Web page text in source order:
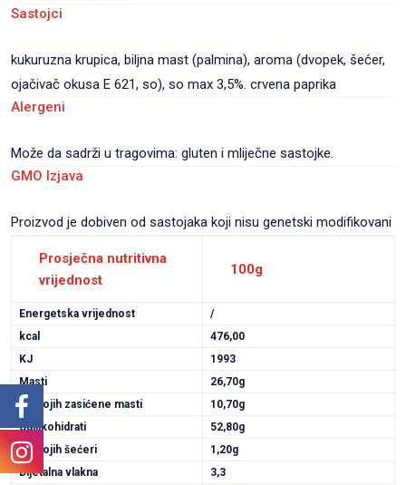
Sastojci
kukuruzna krupica, biljna mast (palmina), aroma (dvopek, šećer,
ojačivač okusa E 621, so), so max 3,5%. crvena paprika
Alergeni
Može da sadrži u tragovima: gluten i mliječne sastojke.
GMO Izjava
Proizvod je dobiven od sastojaka koji nisu genetski modifikovani
Prosječna nutritivna
vrijednost
100g
Energetska vrijednost
/
kcal
476,00
KJ
1993
Masti
26,70g
Od kojih zasićene masti
10,70g
Ugljikohidrati
52,80g
Od kojih šećeri
1,20g
Dijetalna vlakna
3,3